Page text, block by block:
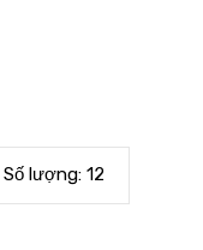
Số lượng: 12